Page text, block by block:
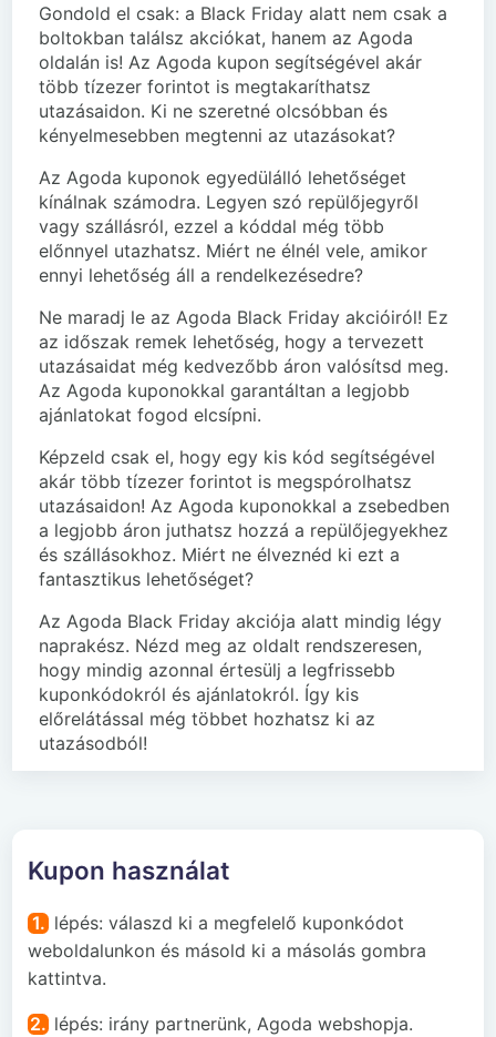
Gondold el csak: a Black Friday alatt nem csak a
boltokban találsz akciókat, hanem az Agoda
oldalán is! Az Agoda kupon segítségével akár
több tízezer forintot is megtakaríthatsz
utazásaidon. Ki ne szeretné olcsóbban és
kényelmesebben megtenni az utazásokat?
Az Agoda kuponok egyedülálló lehetőséget
kínálnak számodra. Legyen szó repülőjegyről
vagy szállásról, ezzel a kóddal még több
előnnyel utazhatsz. Miért ne élnél vele, amikor
ennyi lehetőség áll a rendelkezésedre?
Ne maradj le az Agoda Black Friday akcióiról! Ez
az időszak remek lehetőség, hogy a tervezett
utazásaidat még kedvezőbb áron valósítsd meg.
Az Agoda kuponokkal garantáltan a legjobb
ajánlatokat fogod elcsípni.
Képzeld csak el, hogy egy kis kód segítségével
akár több tízezer forintot is megspórolhatsz
utazásaidon! Az Agoda kuponokkal a zsebedben
a legjobb áron juthatsz hozzá a repülőjegyekhez
és szállásokhoz. Miért ne élveznéd ki ezt a
fantasztikus lehetőséget?
Az Agoda Black Friday akciója alatt mindig légy
naprakész. Nézd meg az oldalt rendszeresen,
hogy mindig azonnal értesülj a legfrissebb
kuponkódokról és ajánlatokról. Így kis
előrelátással még többet hozhatsz ki az
utazásodból!
Kupon használat
1. lépés: válaszd ki a megfelelő kuponkódot
weboldalunkon és másold ki a másolás gombra
kattintva.
2. lépés: irány partnerünk, Agoda webshopja.